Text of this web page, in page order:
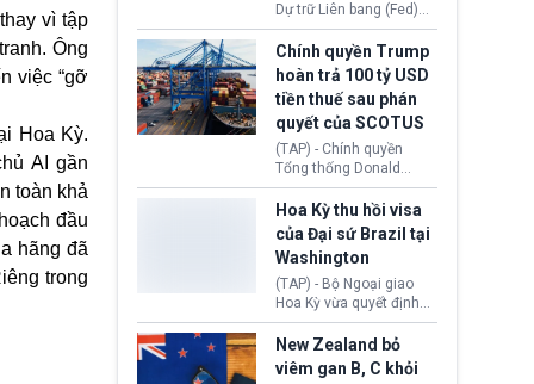
vì tập
Ông
việc “gỡ
Hoa Kỳ.
AI gần
toàn khả
đầu
hãng đã
trong
sai sót nghiêm trọng, vi
phạm quy định về an
toàn y tế.
Dự trữ Liên bang (Fed)
Lisa Cook nói sẽ ủng hộ
tăng lãi suất nếu lạm
phát ở Hoa Kỳ không tiếp
tục giảm trong thời gian
tới.
Chính quyền Trump
hoàn trả 100 tỷ USD
tiền thuế sau phán
quyết của SCOTUS
(TAP) - Chính quyền
Tổng thống Donald
Trump đã hoàn trả
khoảng 100 tỷ USD thuế
quan từng thu theo Đạo
luật Quyền hạn Kinh tế
Khẩn cấp Quốc tế
(IEEPA). Động thái này
diễn ra sau phán quyết
hồi tháng 2 bởi Tòa án
Tối cao Hoa Kỳ
(SCOTUS) khi tuyên bố,
việc áp thuế diện rộng là
Hoa Kỳ thu hồi visa
của Đại sứ Brazil tại
Washington
(TAP) - Bộ Ngoại giao
Hoa Kỳ vừa quyết định
thu hồi thị thực (visa)
của bà Maria Luiza
Ribeiro Viotti - Đại sứ
Brazil tại Washington.
New Zealand bỏ
viêm gan B, C khỏi